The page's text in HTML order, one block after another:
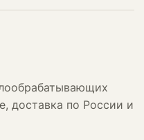
доставка по России и